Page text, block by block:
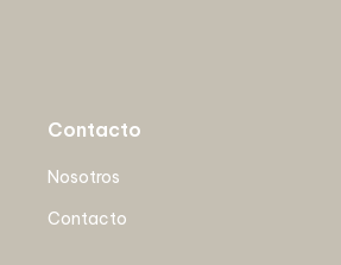
Contacto
Nosotros
Contacto